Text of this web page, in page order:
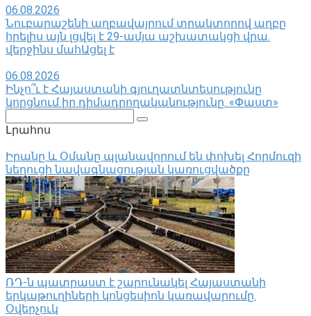
06.08.2026
Նուբարաշենի աղբավայրում տրակտորով աղբը
հրելիս այն լցվել է 29-ամյա աշխատակցի վրա.
վերջինս մահԱցել է
06.08.2026
Ինչո՞ւ է Հայաստանի գյուղատնտեսությունը
կորցնում իր դիմադրողականությունը. «Փաստ»
Լրահոս
Իրանը և Օմանը պլանավորում են փոխել Հորմուզի
նեղուցի նավագնացության կառուցվածքը
ՌԴ-ն պատրաստ է շարունակել Հայաստանի
երկաթուղիների կոնցեսիոն կառավարումը.
Օվերչուկ